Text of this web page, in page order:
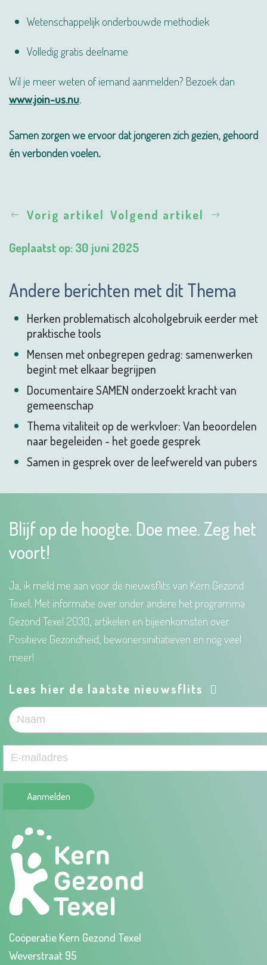
Wetenschappelijk onderbouwde methodiek
Volledig gratis deelname
Wil je meer weten of iemand aanmelden? Bezoek dan
www.join-us.nu.
Samen zorgen we ervoor dat jongeren zich gezien, gehoord
én verbonden voelen.
Vorig artikel Volgend artikel
Geplaatst op: 30 juni 2025
Andere berichten met dit Thema
Herken problematisch alcoholgebruik eerder met
praktische tools
Mensen met onbegrepen gedrag: samenwerken
begint met elkaar begrijpen
Documentaire SAMEN onderzoekt kracht van
gemeenschap
Thema vitaliteit op de werkvloer: Van beoordelen
naar begeleiden - het goede gesprek
Samen in gesprek over de leefwereld van pubers
Blijf op de hoogte. Doe mee. Zeg het
voort!
Ja, ik meld me aan voor de nieuwsflits van Kern Gezond
Texel. Met informatie over onder andere het programma
Gezond Texel 2030, artikelen en bijeenkomsten over
Positieve Gezondheid, bewonersinitiatieven en nog veel
meer!
Lees hier de laatste nieuwsflits
Aanmelden
Coöperatie Kern Gezond Texel
Weverstraat 95